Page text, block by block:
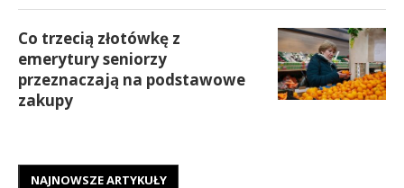
Co trzecią złotówkę z
emerytury seniorzy
przeznaczają na podstawowe
zakupy
NAJNOWSZE ARTYKUŁY